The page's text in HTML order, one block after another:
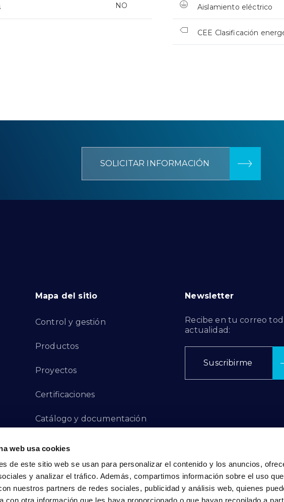
web usa cookies
de este sitio web se usan para personalizar el contenido y los anuncios,
y analizar el tráfico. Además, compartimos información sobre el uso
nuestros partners de redes sociales, publicidad y análisis web, quienes
NO Aislamiento eléctrico
CEE Clasificación
SOLICITAR INFORMACIÓN
Mapa del sitio
Control y gestión
Productos
Proyectos
Certificaciones
Catálogo y documentación
Canal de Denuncias
Contacto
Newsletter
Recibe en tu correo
actualidad:
Suscribirme